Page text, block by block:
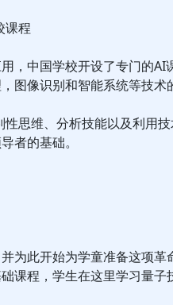
课程
，中国学校开设了专门的AI
图像识别和智能系统等技术
思维、分析技能以及利用
者的基础。
为此开始为学童准备这项革
课程，学生在这里学习量子